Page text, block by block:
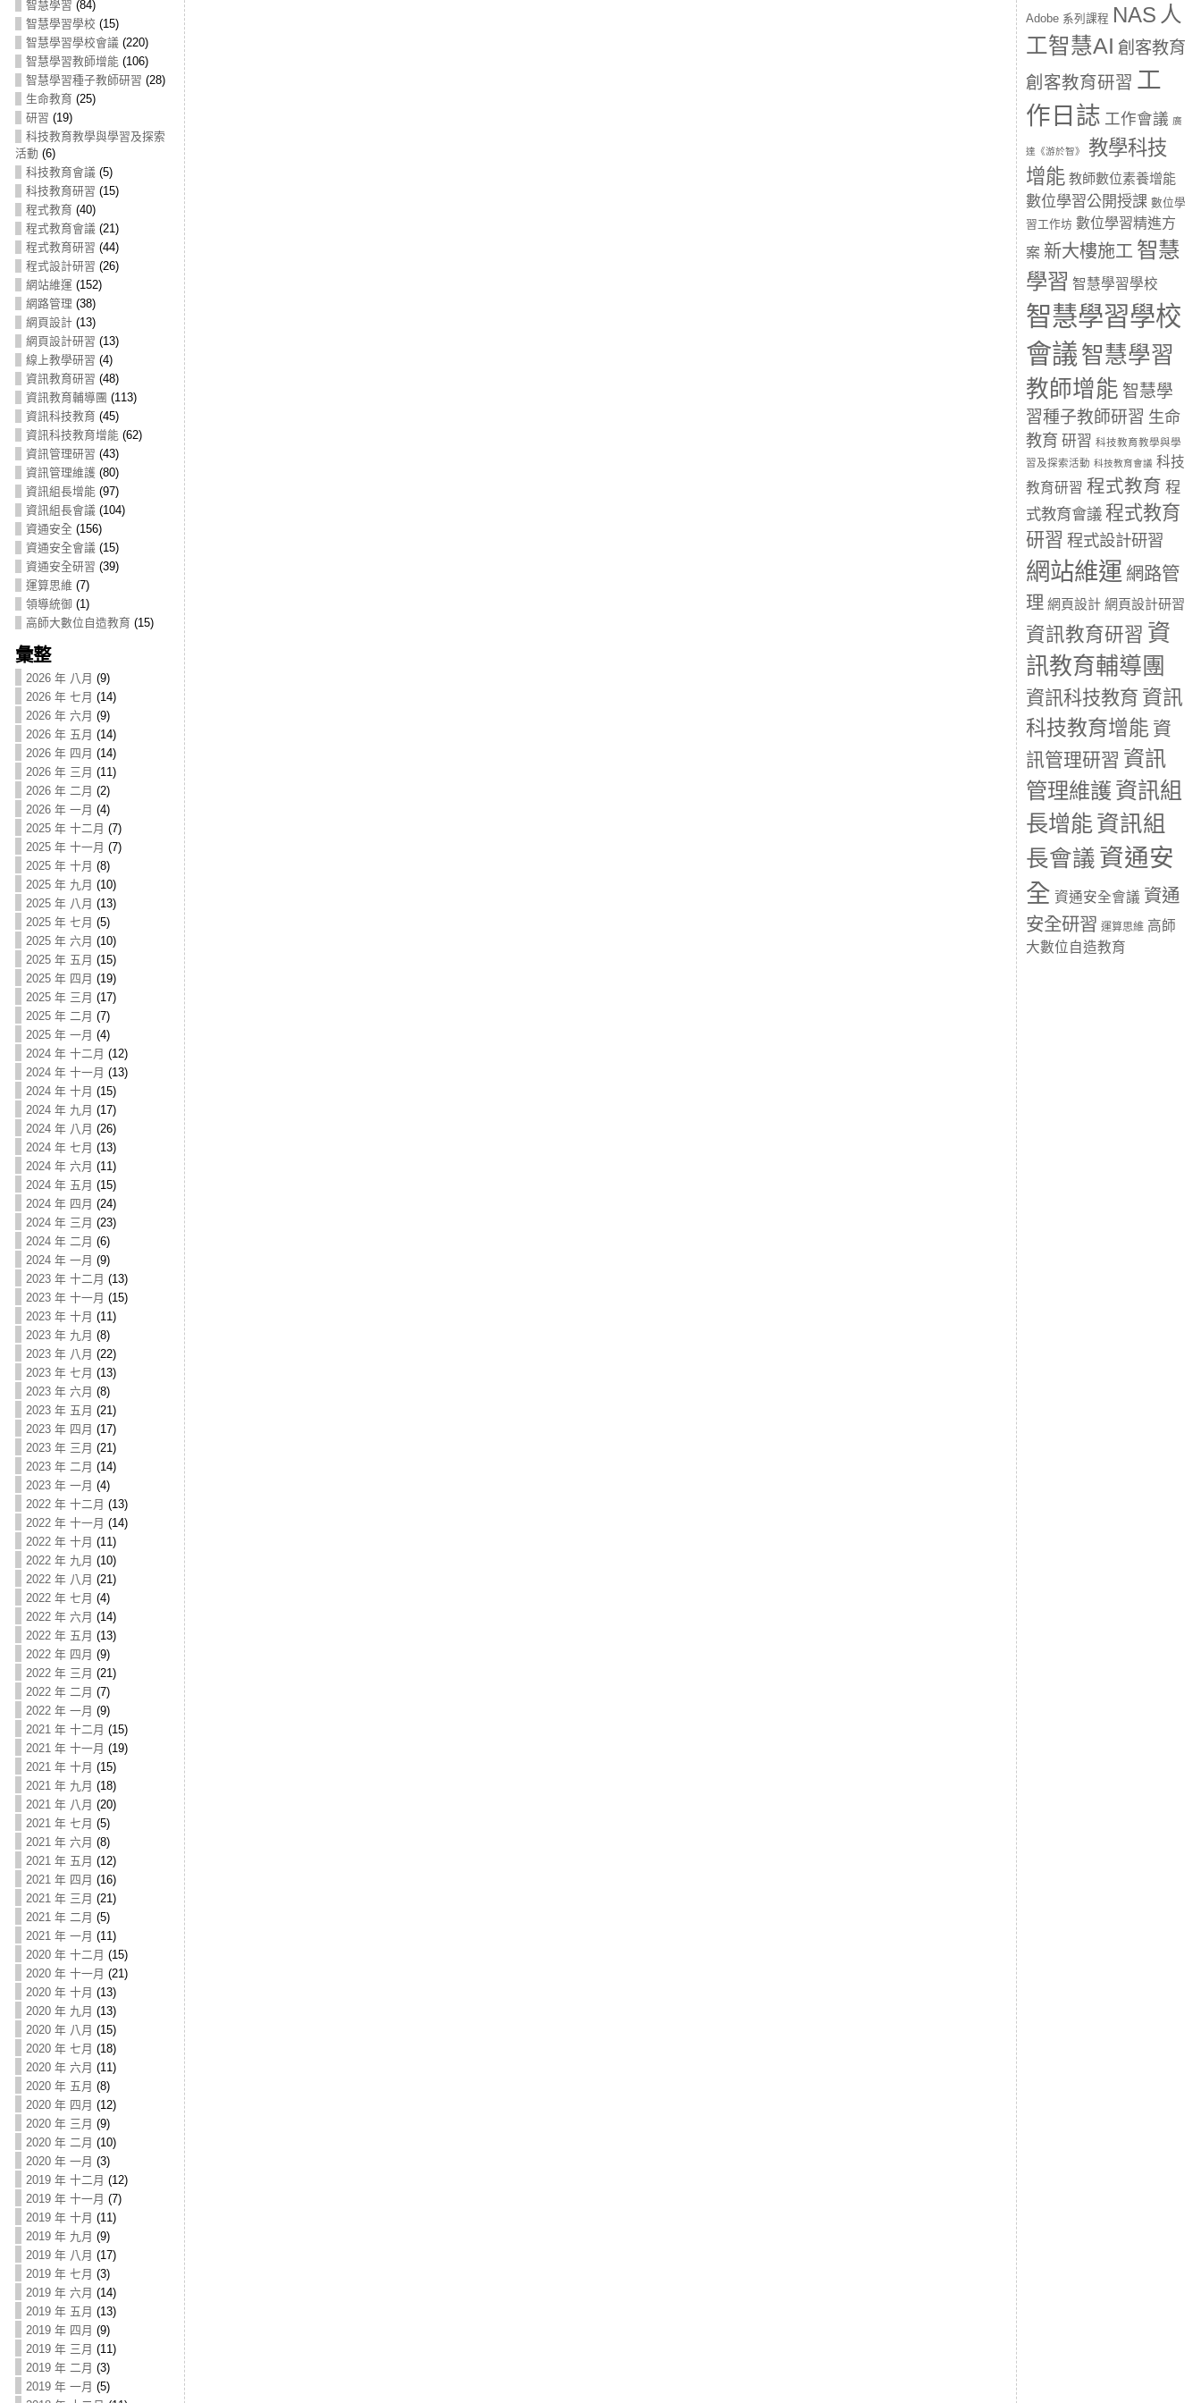
智慧學習 (84)
智慧學習學校 (15)
智慧學習學校會議 (220)
智慧學習教師增能(106)
智慧學習種子教師研習 (28)
生命教育 (25)
研習 (19)
科技教育教學與學習及探索
活動 (6)
科技教育會議 (5)
科技教育研習 (15)
程式教育 (40)
程式教育會議 (21)
程式教育研習 (44)
程式設計研習 (26)
網站維運 (152)
網路管理 (38)
網頁設計(13)
網頁設計研習 (13)
線上教學研習 (4)
資訊教育研習 (48)
資訊教育輔導團 (113)
資訊科技教育 (45)
資訊科技教育增能(62)
資訊管理研習 (43)
資訊管理維護(80)
資訊組長增能(97)
資訊組長會議 (104)
資通安全 (156)
資通安全會議 (15)
資通安全研習 (39)
運算思維 (7)
領導統御 (1)
高師大數位自造教育 (15)
彙整
2026 年 八月 (9)
2026 年 七月 (14)
2026 年 六月 (9)
2026 年 五月 (14)
2026 年 四月 (14)
2026 年 三月 (11)
2026 年 二月 (2)
2026 年 一月 (4)
2025 年 十二月 (7)
2025 年 十一月 (7)
2025 年 十月 (8)
2025 年 九月 (10)
2025 年 八月 (13)
2025 年 七月 (5)
2025 年 六月 (10)
2025 年 五月 (15)
2025 年 四月 (19)
2025 年 三月 (17)
2025 年 二月 (7)
2025 年 一月 (4)
2024 年 十二月 (12)
2024 年 十一月 (13)
2024 年 十月 (15)
2024 年 九月 (17)
2024 年 八月 (26)
2024 年 七月 (13)
2024 年 六月 (11)
2024 年 五月 (15)
2024 年 四月 (24)
2024 年 三月 (23)
2024 年 二月 (6)
2024 年 一月 (9)
2023 年 十二月 (13)
2023 年 十一月 (15)
2023 年 十月 (11)
2023 年 九月 (8)
2023 年 八月 (22)
2023 年 七月 (13)
2023 年 六月 (8)
2023 年 五月 (21)
2023 年 四月 (17)
2023 年 三月 (21)
2023 年 二月 (14)
2023 年 一月 (4)
2022 年 十二月 (13)
2022 年 十一月 (14)
2022 年 十月 (11)
2022 年 九月 (10)
2022 年 八月 (21)
2022 年 七月 (4)
2022 年 六月 (14)
2022 年 五月 (13)
2022 年 四月 (9)
2022 年 三月 (21)
2022 年 二月 (7)
2022 年 一月 (9)
2021 年 十二月 (15)
2021 年 十一月 (19)
2021 年 十月 (15)
2021 年 九月 (18)
2021 年 八月 (20)
2021 年 七月 (5)
2021 年 六月 (8)
2021 年 五月 (12)
2021 年 四月 (16)
2021 年 三月 (21)
2021 年 二月 (5)
2021 年 一月 (11)
2020 年 十二月 (15)
2020 年 十一月 (21)
2020 年 十月 (13)
2020 年 九月 (13)
2020 年 八月 (15)
2020 年 七月 (18)
2020 年 六月 (11)
2020 年 五月 (8)
2020 年 四月 (12)
2020 年 三月 (9)
2020 年 二月 (10)
2020 年 一月 (3)
2019 年 十二月 (12)
2019 年 十一月 (7)
2019 年 十月 (11)
2019 年 九月 (9)
2019 年 八月 (17)
2019 年 七月 (3)
2019 年 六月 (14)
2019 年 五月 (13)
2019 年 四月 (9)
2019 年 三月 (11)
2019 年 二月 (3)
2019 年 一月 (5)
Adobe 系列課程 NAS 人
工智慧AI 創客教育
創客教育研習 工
作日誌 工作會議 廣
達《游於智》
教學科技
增能 教師數位素養增能
數位學習公開授課 數位學
習工作坊 數位學習精進方
案 新大樓施工 智慧
學習 智慧學習學校
智慧學習學校
會議 智慧學習
教師增能 智慧學
習種子教師研習 生命
教育 研習 科技教育教學與學
習及探索活動 科技教育會議 科技
教育研習 程式教育 程
式教育會議 程式教育
研習 程式設計研習
網站維運 網路管
理 網頁設計 網頁設計研習
資訊教育研習 資
訊教育輔導團
資訊科技教育 資訊
科技教育增能 資
訊管理研習 資訊
管理維護 資訊組
長增能資訊組
長會議 資通安
全 資通安全會議 資通
安全研習 運算思維 高師
大數位自造教育